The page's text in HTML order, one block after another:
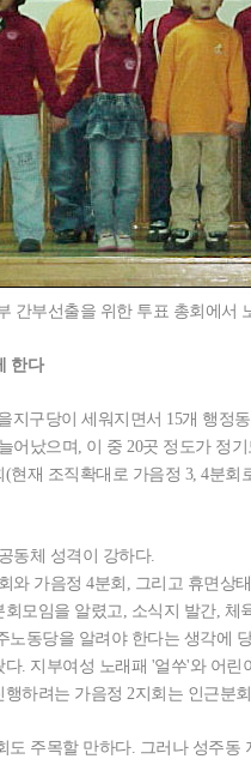
간부선출을 위한 투표 총회에
한다
지구당이 세워지면서 15개 행정
어났으며, 이 중 20곳 정도가 정
현재 조직확대로 가음정 3, 4분
동체 성격이 강하다.
와 가음정 4분회, 그리고 휴면상
모임을 알렸고, 소식지 발간,
노동당을 알려야 한다는 생각에
. 지부여성 노래패 '얼쑤'와 어
하려는 가음정 2지회는 인근분
도 주목할 만하다. 그러나 성주